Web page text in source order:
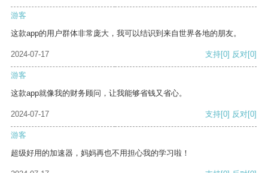
游客
这款app的用户群体非常庞大，我可以结识到来自世界各地的朋友。
2024-07-17 支持[0] 反对[0]
游客
这款app就像我的财务顾问，让我能够省钱又省心。
2024-07-17 支持[0] 反对[0]
游客
超级好用的加速器，妈妈再也不用担心我的学习啦！